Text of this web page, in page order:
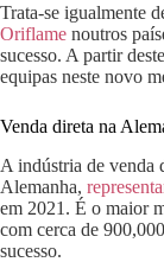
Trata-se igualmente
Oriflame noutros
sucesso. A partir
equipas neste novo
Venda direta na
A indústria de venda
Alemanha,
em 2021. É o maior
com cerca de
sucesso.